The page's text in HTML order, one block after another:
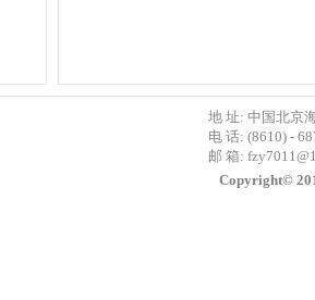
地 址: 中国北京
电 话: (8610) -
邮 箱:
Copyright©